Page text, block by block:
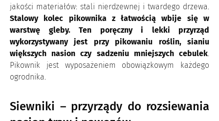
jakości materiałów: stali nierdzewnej i twardego drzewa.
Stalowy kolec pikownika z łatwością wbije się w
warstwę gleby. Ten poręczny i lekki przyrząd
wykorzystywany jest przy pikowaniu roślin, sianiu
większych nasion czy sadzeniu mniejszych cebulek.
Pikownik jest wyposażeniem obowiązkowym każdego
ogrodnika.
Siewniki – przyrządy do rozsiewania